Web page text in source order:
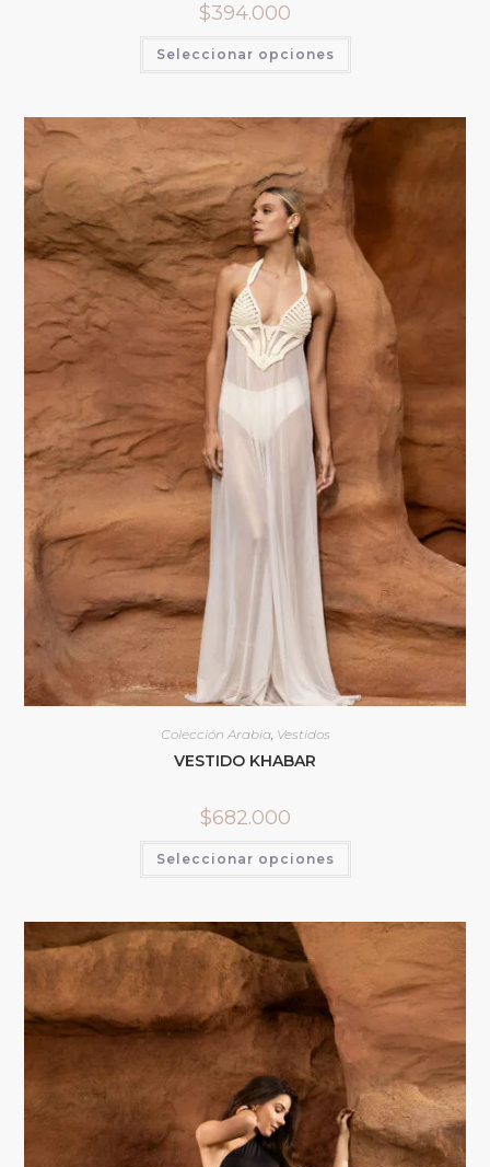
$394.000
Seleccionar opciones
Colección Arabia, Vestidos
VESTIDO KHABAR
$682.000
Seleccionar opciones